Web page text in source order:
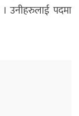
उनीहरुलाई पदमा